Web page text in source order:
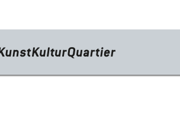
Programm